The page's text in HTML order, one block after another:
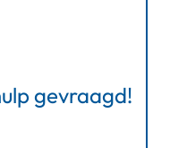
gevraagd!